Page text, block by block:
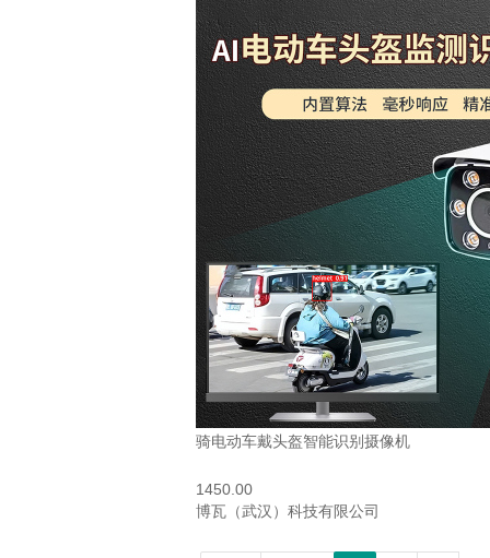
骑电动车戴头盔智能识别摄像机
1450.00
博瓦（武汉）科技有限公司